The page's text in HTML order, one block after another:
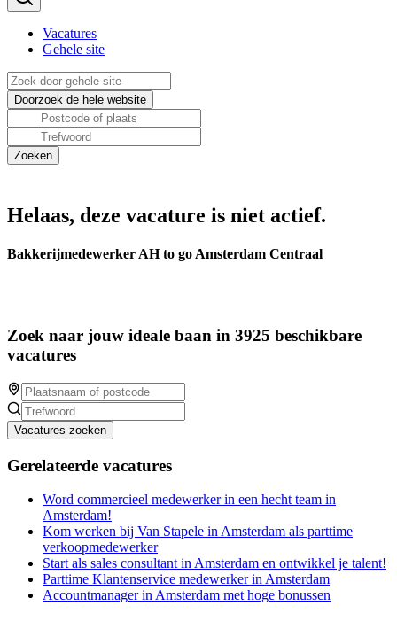
Vacatures
Gehele site
Helaas, deze vacature is niet actief.
Bakkerijmedewerker AH to go Amsterdam Centraal
Zoek naar jouw ideale baan in 3925 beschikbare
vacatures
Vacatures zoeken
Gerelateerde vacatures
Word commercieel medewerker in een hecht team in
Amsterdam!
Kom werken bij Van Stapele in Amsterdam als parttime
verkoopmedewerker
Start als sales consultant in Amsterdam en ontwikkel je talent!
Parttime Klantenservice medewerker in Amsterdam
Accountmanager in Amsterdam met hoge bonussen